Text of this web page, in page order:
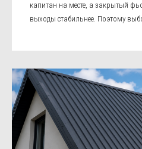
капитан на месте, а закрытый
выходы стабильнее. Поэтому